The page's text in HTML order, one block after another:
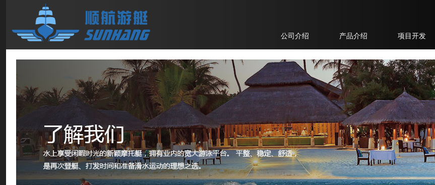
公司介绍 产品介绍 项目开发